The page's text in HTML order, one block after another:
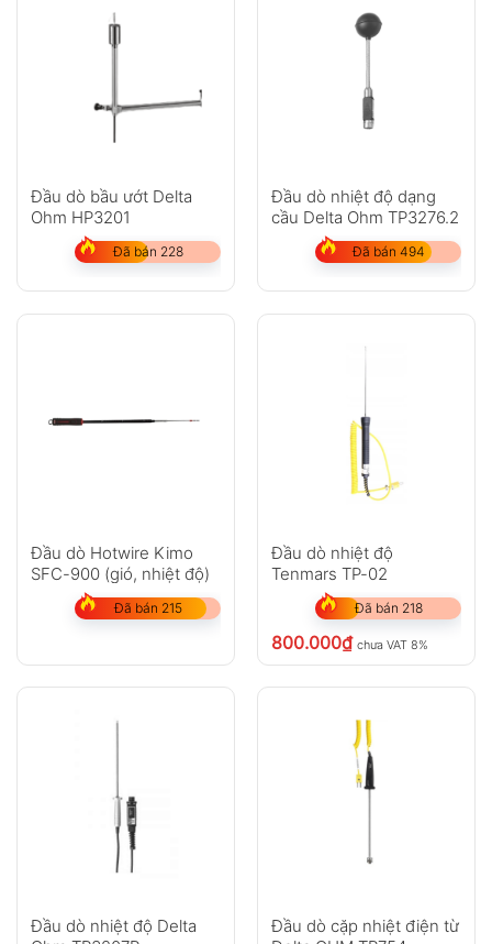
Đầu dò bầu ướt Delta
Ohm HP3201
Đã bán 228
Đầu dò nhiệt độ dạng
cầu Delta Ohm TP3276.2
Đã bán 494
Đầu dò Hotwire Kimo
SFC-900 (gió, nhiệt độ)
Đã bán 215
Đầu dò nhiệt độ
Tenmars TP-02
Đã bán 218
800.000₫ chưa VAT 8%
Đầu dò nhiệt độ Delta
Đầu dò cặp nhiệt điện từ